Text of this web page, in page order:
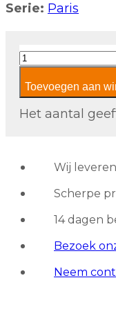
Serie: Paris
The
Mosaic
Factory
Paris
Toevoegen aan
Het aantal
Wij
Scherpe
14 dagen
Bezoek
Neem